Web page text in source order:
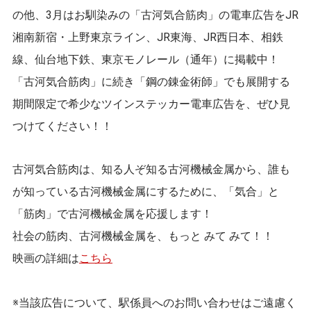
の他、3月はお馴染みの「古河気合筋肉」の電車広告をJR
湘南新宿・上野東京ライン、JR東海、JR西日本、相鉄
線、仙台地下鉄、東京モノレール（通年）に掲載中！
「古河気合筋肉」に続き「鋼の錬金術師」でも展開する
期間限定で希少なツインステッカー電車広告を、ぜひ見
つけてください！！
古河気合筋肉は、知る人ぞ知る古河機械金属から、誰も
が知っている古河機械金属にするために、「気合」と
「筋肉」で古河機械金属を応援します！
社会の筋肉、古河機械金属を、もっと みて みて！！
映画の詳細はこちら
※当該広告について、駅係員へのお問い合わせはご遠慮く